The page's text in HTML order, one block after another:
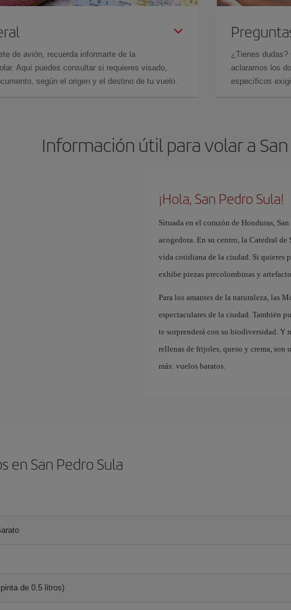
de avión, recuerda informarte de la
Aquí puedes consultar si requieres visado,
según el origen y el destino de tu vuelo.
¿Tienes dudas?
aclaramos los
específicos
Información útil para volar a
¡Hola, San Pedro Sula!
Situada en el corazón de Honduras,
acogedora. En su centro, la Catedral
vida cotidiana de la ciudad. Si quieres
exhibe piezas precolombinas y
Para los amantes de la naturaleza, las
espectaculares de la ciudad. También
te sorprenderá con su biodiversidad. Y
rellenas de frijoles, queso y crema, son
más: vuelos baratos.
en San Pedro Sula
de 0.5 litros)